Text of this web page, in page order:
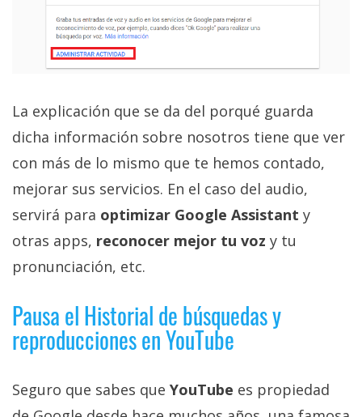
La explicación que se da del porqué guarda
dicha información sobre nosotros tiene que ver
con más de lo mismo que te hemos contado,
mejorar sus servicios. En el caso del audio,
servirá para optimizar Google Assistant y
otras apps, reconocer mejor tu voz y tu
pronunciación, etc.
Pausa el Historial de búsquedas y
reproducciones en YouTube
Seguro que sabes que YouTube es propiedad